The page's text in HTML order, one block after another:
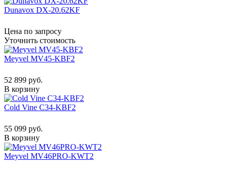
Dunavox DX-20.62KF
Цена по запросу
Уточнить стоимость
Meyvel MV45-KBF2
52 899 руб.
В корзину
Cold Vine C34-KBF2
55 099 руб.
В корзину
Meyvel MV46PRO-KWT2